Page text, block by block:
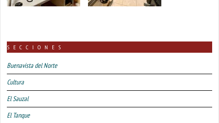
SECCIONES
Buenavista del Norte
Cultura
El Sauzal
El Tanque